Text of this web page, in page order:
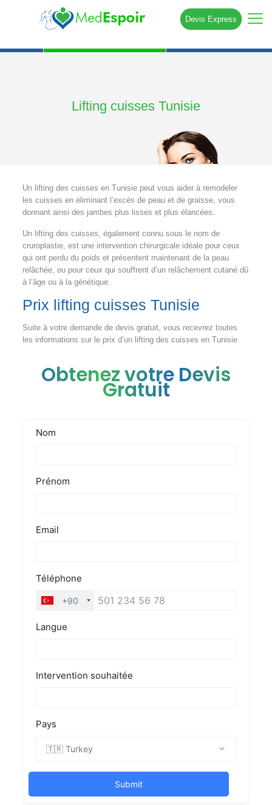
Devis Express
Lifting cuisses Tunisie
Un lifting des cuisses en Tunisie peut vous aider à remodeler
les cuisses en éliminant l’excès de peau et de graisse, vous
donnant ainsi des jambes plus lisses et plus élancées.
Un lifting des cuisses, également connu sous le nom de
cruroplastie, est une intervention chirurgicale idéale pour ceux
qui ont perdu du poids et présentent maintenant de la peau
relâchée, ou pour ceux qui souffrent d’un relâchement cutané dû
à l’âge ou à la génétique.
Prix lifting cuisses Tunisie
Suite à votre demande de devis gratuit, vous recevrez toutes
les informations sur le prix d’un lifting des cuisses en Tunisie.
Obtenez votre Devis
Gratuit